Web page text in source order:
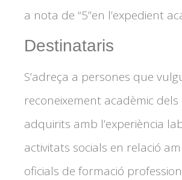
a nota de “5”en l’expedient
Destinataris
S’adreça a persones que
reconeixement acadèmic
adquirits amb l’experiència
activitats socials en relació
oficials de formació